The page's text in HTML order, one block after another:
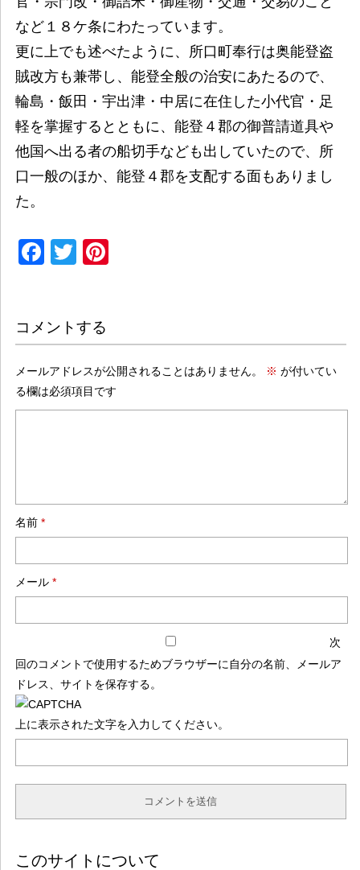
など１８ケ条にわたっています。
更に上でも述べたように、所口町奉行は奥能登盗
賊改方も兼帯し、能登全般の治安にあたるので、
輪島・飯田・宇出津・中居に在住した小代官・足
軽を掌握するとともに、能登４郡の御普請道具や
他国へ出る者の船切手なども出していたので、所
口一般のほか、能登４郡を支配する面もありまし
た。
Facebook
TwitterPinterest
コメントする
メールアドレスが公開されることはありません。 ※ が付いてい
る欄は必須項目です
名前 *
メール *
次
回のコメントで使用するためブラウザーに自分の名前、メールア
ドレス、サイトを保存する。
上に表示された文字を入力してください。
このサイトについて